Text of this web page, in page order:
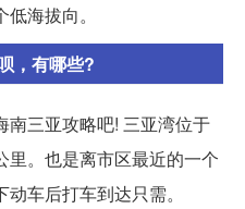
海拔向。
，有哪些?
南三亚攻略吧! 三亚湾位于
里。也是离市区最近的一个
车后打车到达只需。